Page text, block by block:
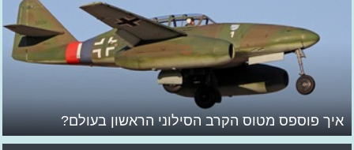
איך פוספס מטוס הקרב הסילוני הראשון בעולם?